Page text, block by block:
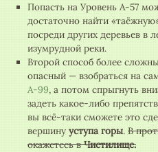
Попасть на Уровень А-57
достаточно найти
посреди других деревьев в
изумрудной реки.
Второй способ более
опасный — взобраться на
А-99, а потом спрыгнуть
задеть какое-либо
вы всё-таки сможете это
вершину уступа горы. В
окажетесь вЧистилище.